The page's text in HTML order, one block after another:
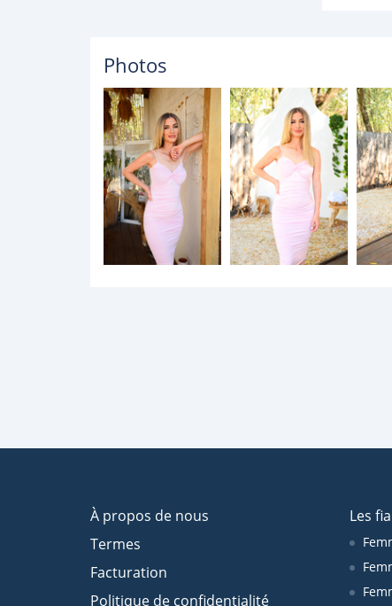
Photos
À propos de nous
Termes
Facturation
Politique de confidentialité
Les